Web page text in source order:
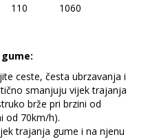
110 1060
ceste, česta ubrzavanja i
smanjuju vijek trajanja
brže pri brzini od
od 70km/h).
trajanja gume i na njenu